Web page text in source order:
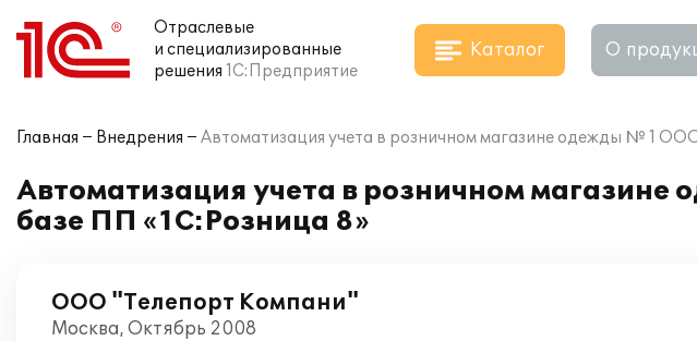
Отраслевые
и специализированные
решения 1С:Предприятие
Каталог О
Главная Внедрения Автоматизация учета в розничном магазине одежды № 1
Автоматизация учета в розничном
базе ПП «1С:Розница 8»
ООО "Телепорт Компани"
Москва, Октябрь 2008